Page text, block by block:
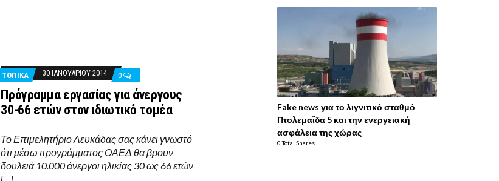
ΤΟΠΙΚΑ 30 ΙΑΝΟΥΑΡΊΟΥ 2014 0
Πρόγραμμα εργασίας για άνεργους
30-66 ετών στον ιδιωτικό τομέα
Το Επιμελητήριο Λευκάδας σας κάνει γνωστό
ότι μέσω προγράμματος ΟΑΕΔ θα βρουν
δουλειά 10.000 άνεργοι ηλικίας 30 ως 66 ετών
[…]
Fake news για το λιγνιτικό σταθμό
Πτολεμαΐδα 5 και την ενεργειακή
ασφάλεια της χώρας
0 Total Shares